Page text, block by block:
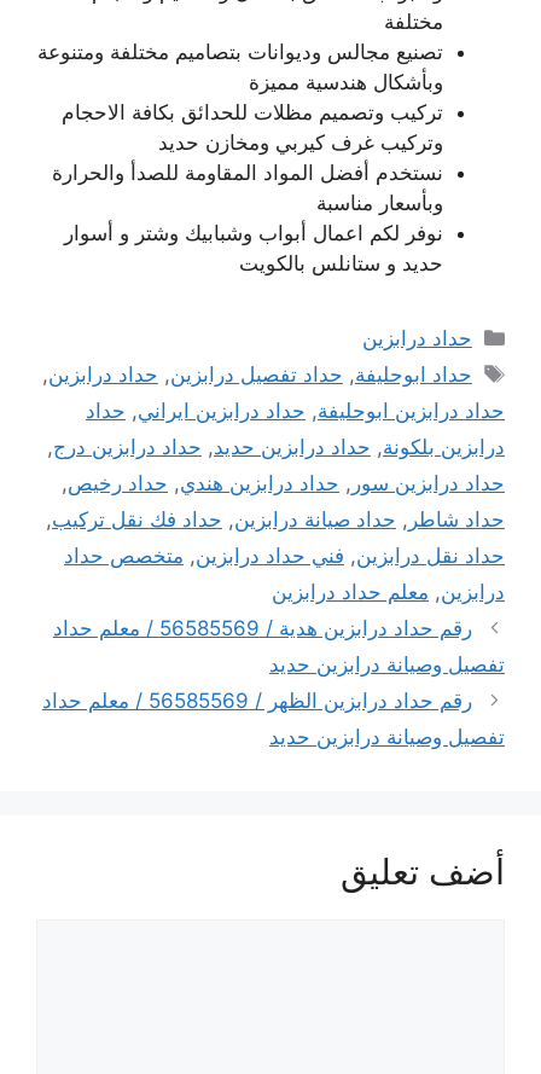
مختلفة
تصنيع مجالس وديوانات بتصاميم مختلفة ومتنوعة
وبأشكال هندسية مميزة
تركيب وتصميم مظلات للحدائق بكافة الاحجام
وتركيب غرف كيربي ومخازن حديد
نستخدم أفضل المواد المقاومة للصدأ والحرارة
وبأسعار مناسبة
نوفر لكم اعمال أبواب وشبابيك وشتر و أسوار
حديد و ستانلس بالكويت
التصنيفات
حداد درابزين
الوسوم
حداد ابوحليفة, حداد تفصيل درابزين, حداد درابزين,
حداد درابزين ابوحليفة, حداد درابزين ايراني, حداد
درابزين بلكونة, حداد درابزين حديد, حداد درابزين درج,
حداد درابزين سور , حداد درابزين هندي, حداد رخيص,
حداد شاطر , حداد صيانة درابزين, حداد فك نقل تركيب,
حداد نقل درابزين, فني حداد درابزين, متخصص حداد
درابزين, معلم حداد درابزين
رقم حداد درابزين هدية / 56585569 / معلم حداد
تفصيل وصيانة درابزين حديد
رقم حداد درابزين الظهر / 56585569 / معلم حداد
تفصيل وصيانة درابزين حديد
أضف تعليق